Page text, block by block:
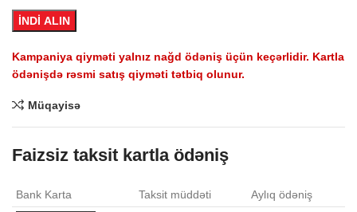
İNDİ ALIN
Kampaniya qiyməti yalnız nağd ödəniş üçün keçərlidir. Kartla
ödənişdə rəsmi satış qiyməti tətbiq olunur.
Müqayisə
Faizsiz taksit kartla ödəniş
Bank Karta Taksit müddəti Aylıq ödəniş
price